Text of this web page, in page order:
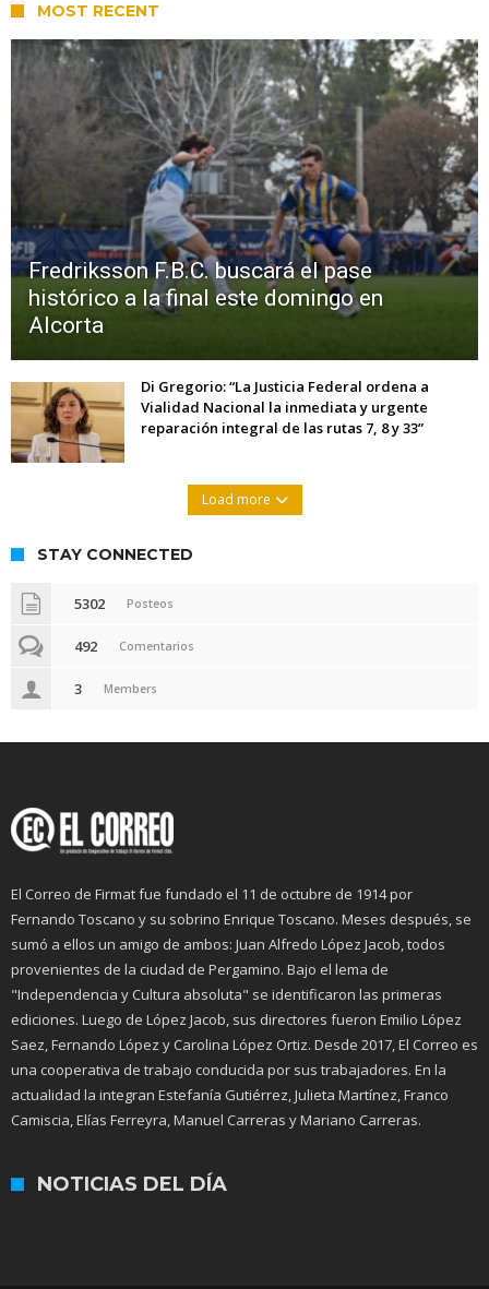
MOST RECENT
Fredriksson F.B.C. buscará el pase
histórico a la final este domingo en
Alcorta
Di Gregorio: “La Justicia Federal ordena a
Vialidad Nacional la inmediata y urgente
reparación integral de las rutas 7, 8 y 33”
Load more
STAY CONNECTED
5302 Posteos
492 Comentarios
3 Members
El Correo de Firmat fue fundado el 11 de octubre de 1914 por
Fernando Toscano y su sobrino Enrique Toscano. Meses después, se
sumó a ellos un amigo de ambos: Juan Alfredo López Jacob, todos
provenientes de la ciudad de Pergamino. Bajo el lema de
"Independencia y Cultura absoluta" se identificaron las primeras
ediciones. Luego de López Jacob, sus directores fueron Emilio López
Saez, Fernando López y Carolina López Ortiz. Desde 2017, El Correo es
una cooperativa de trabajo conducida por sus trabajadores. En la
actualidad la integran Estefanía Gutiérrez, Julieta Martínez, Franco
Camiscia, Elías Ferreyra, Manuel Carreras y Mariano Carreras.
NOTICIAS DEL DÍA